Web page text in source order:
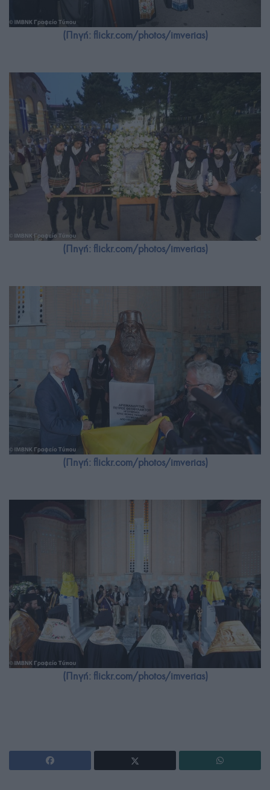
(Πηγή: flickr.com/photos/imverias)
(Πηγή: flickr.com/photos/imverias)
(Πηγή: flickr.com/photos/imverias)
(Πηγή: flickr.com/photos/imverias)